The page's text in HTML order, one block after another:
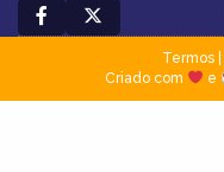
Termos|
Criado com
e